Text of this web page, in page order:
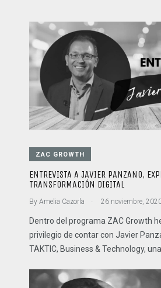
ZAC GROWTH
ENTREVISTA A JAVIER PANZANO,
TRANSFORMACIÓN DIGITAL
By Amelia Cazorla 26 noviembre,
Dentro del programa ZAC Growth
privilegio de contar con Javier
TAKTIC, Business & Technology,